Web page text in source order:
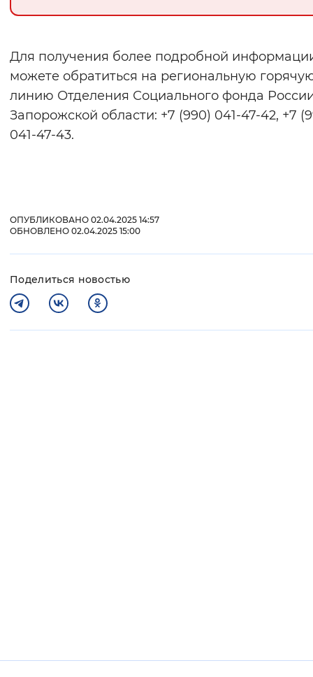
Для получения более подробной
можете обратиться на региональную
линию Отделения Социального фонда
Запорожской области: +7 (990) 041-47-42, +7
041-47-43.
ОПУБЛИКОВАНО 02.04.2025 14:57
ОБНОВЛЕНО 02.04.2025 15:00
Поделиться новостью